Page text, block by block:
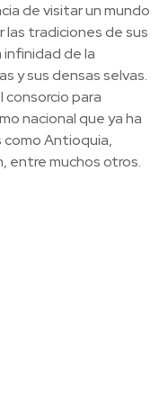
de visitar un mundo
las tradiciones de sus
infinidad de la
y sus densas selvas.
para
nacional que ya ha
Antioquia,
entre muchos otros.